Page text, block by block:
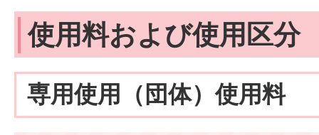
使用料および使用区分
専用使用（団体）使用料